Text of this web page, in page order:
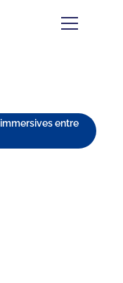
entre